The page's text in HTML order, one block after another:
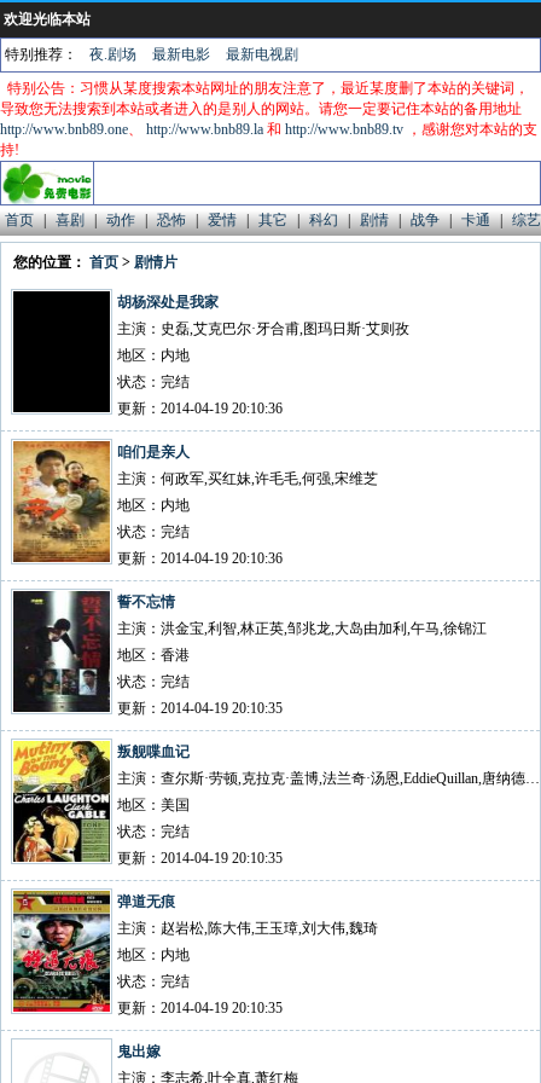
欢迎光临本站
特别推荐： 夜.剧场 最新电影
最新电视剧
特别公告：习惯从某度搜索本站网址的朋友注意了，最近某度删了本站的关键词，
导致您无法搜索到本站或者进入的是别人的网站。请您一定要记住本站的备用地址
http://www.bnb89.one、 http://www.bnb89.la 和 http://www.bnb89.tv ，感谢您对本站的支
持!
首页 | 喜剧 | 动作 | 恐怖 | 爱情 | 其它 | 科幻 | 剧情 | 战争 | 卡通 | 综艺
您的位置： 首页 > 剧情片
胡杨深处是我家
主演：史磊,艾克巴尔·牙合甫,图玛日斯·艾则孜
地区：内地
状态：完结
更新：2014-04-19 20:10:36
咱们是亲人
主演：何政军,买红妹,许毛毛,何强,宋维芝
地区：内地
状态：完结
更新：2014-04-19 20:10:36
誓不忘情
主演：洪金宝,利智,林正英,邹兆龙,大岛由加利,午马,徐锦江
地区：香港
状态：完结
更新：2014-04-19 20:10:35
叛舰喋血记
主演：查尔斯·劳顿,克拉克·盖博,法兰奇·汤恩,EddieQuillan,唐纳德·克里斯普
地区：美国
状态：完结
更新：2014-04-19 20:10:35
弹道无痕
主演：赵岩松,陈大伟,王玉璋,刘大伟,魏琦
地区：内地
状态：完结
更新：2014-04-19 20:10:35
鬼出嫁
主演：李志希,叶全真,萧红梅